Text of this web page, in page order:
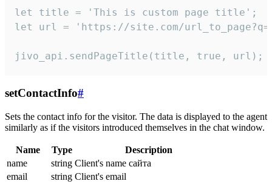
let title = 'This is custom page title';
let url = 'https://site.com/
jivo_api.sendPageTitle(title, true, url);
setContactInfo#
Sets the contact info for the visitor. The data is displayed to the agent
similarly as if the visitors introduced themselves in the chat window.
Name Type
Description
name
string Client's name сайта
email
string Client's email